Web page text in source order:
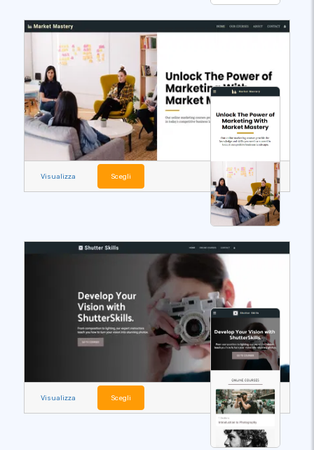
Visualizza Scegli
Visualizza Scegli